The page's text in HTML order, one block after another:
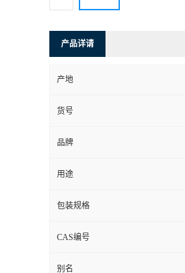
产品详请
产地
货号
品牌
用途
包装规格
CAS编号
别名